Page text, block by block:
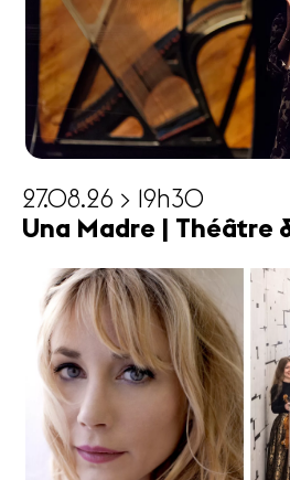
27.08.26 > 19h30
Una Madre | Théâtre